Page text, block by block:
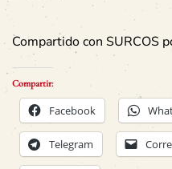
Compartido con SURCOS
Compartir:
Facebook
Telegram